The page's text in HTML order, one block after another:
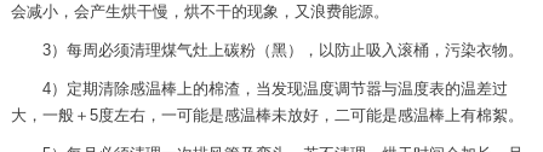
会减小，会产生烘干慢，烘不干的现象，又浪费能源。
3）每周必须清理煤气灶上碳粉（黑），以防止吸入滚桶，污染衣物。
4）定期清除感温棒上的棉渣，当发现温度调节嚣与温度表的温差过
大，一般＋5度左右，一可能是感温棒未放好，二可能是感温棒上有棉絮。